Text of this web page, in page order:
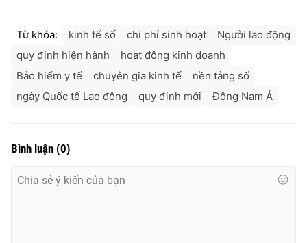
Từ khóa: kinh tế số chi phí sinh hoạt
Người lao động
quy định hiện hành
hoạt động kinh doanh
Bảo hiểm y tế
chuyên gia kinh tế
nền tảng số
ngày Quốc tế Lao động
quy định mới Đông Nam Á
Bình luận (0)